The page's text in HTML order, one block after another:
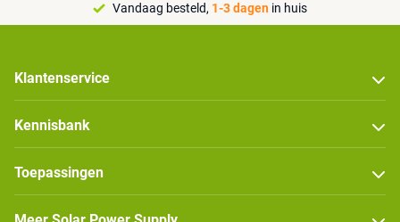
Vandaag besteld, 1-3 dagen in huis
Klantenservice
Kennisbank
Toepassingen